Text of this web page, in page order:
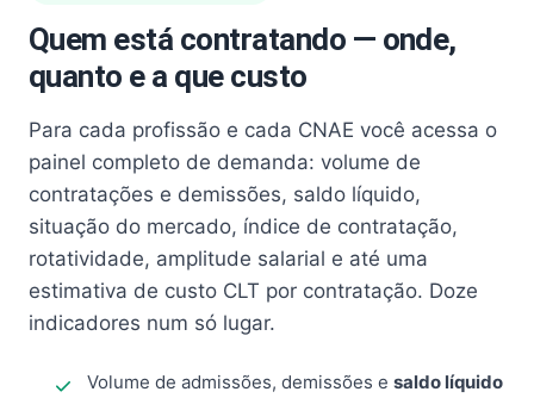
Quem está contratando — onde,
quanto e a que custo
Para cada profissão e cada CNAE você acessa o
painel completo de demanda: volume de
contratações e demissões, saldo líquido,
situação do mercado, índice de contratação,
rotatividade, amplitude salarial e até uma
estimativa de custo CLT por contratação. Doze
indicadores num só lugar.
Volume de admissões, demissões e saldo líquido